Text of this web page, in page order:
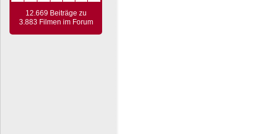
12.669 Beiträge zu
3.883 Filmen im Forum